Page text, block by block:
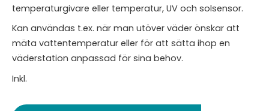
temperaturgivare eller temperatur, UV och solsensor.
Kan användas t.ex. när man utöver väder önskar att
mäta vattentemperatur eller för att sätta ihop en
väderstation anpassad för sina behov.
Inkl.